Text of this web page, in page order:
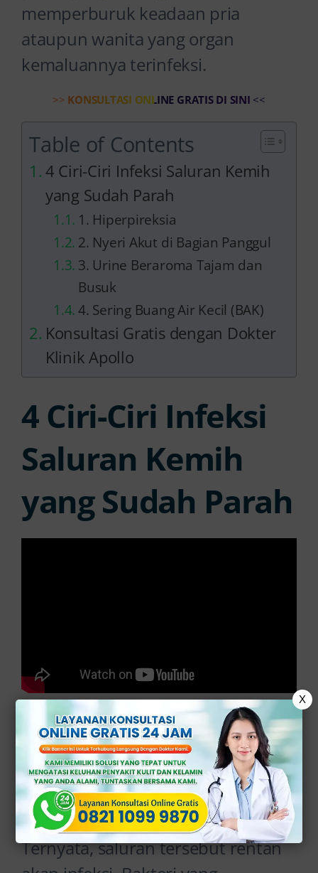
memperburuk keadaan pria
ataupun wanita yang organ
kemaluannya terinfeksi.
>> KONSULTASI ONLINE GRATIS DI SINI <<
Table of Contents
4 Ciri-Ciri Infeksi Saluran Kemih
yang Sudah Parah
1. Hiperpireksia
2. Nyeri Akut di Bagian Panggul
3. Urine Beraroma Tajam dan
Busuk
4. Sering Buang Air Kecil (BAK)
Konsultasi Gratis dengan Dokter
Klinik Apollo
4 Ciri-Ciri Infeksi
Saluran Kemih
yang Sudah Parah
Salah satu organ yang dimiliki
manusia, saluran kemih, berfungsi
sebagai penyimpan sekaligus
pengelola air seni sebelum
dikeluarkan oleh tubuh.
Ternyata, saluran tersebut rentan
X